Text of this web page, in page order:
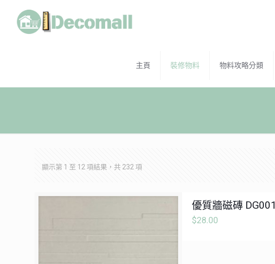
主頁 裝修物料 物料攻略分類
顯示第 1 至 12 項結果，共 232 項
優質牆磁磚 DG001
$28.00